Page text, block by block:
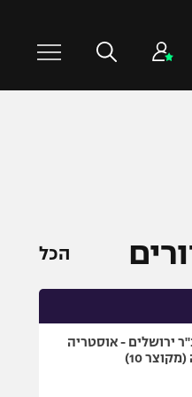
אולימפי
הכל
ירושלים - אוסטריה
(מקוצר 10)